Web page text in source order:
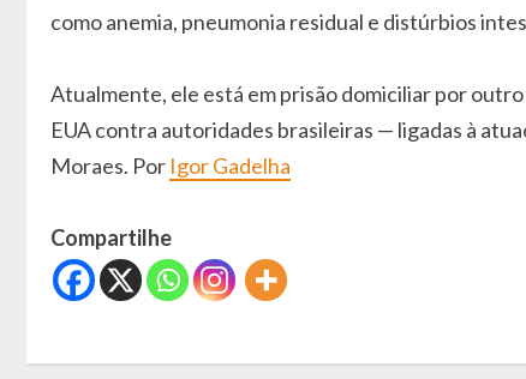
como anemia, pneumonia residual e distúrbios
Atualmente, ele está em prisão domiciliar por
EUA contra autoridades brasileiras — ligadas à
Moraes. Por Igor Gadelha
Compartilhe
C